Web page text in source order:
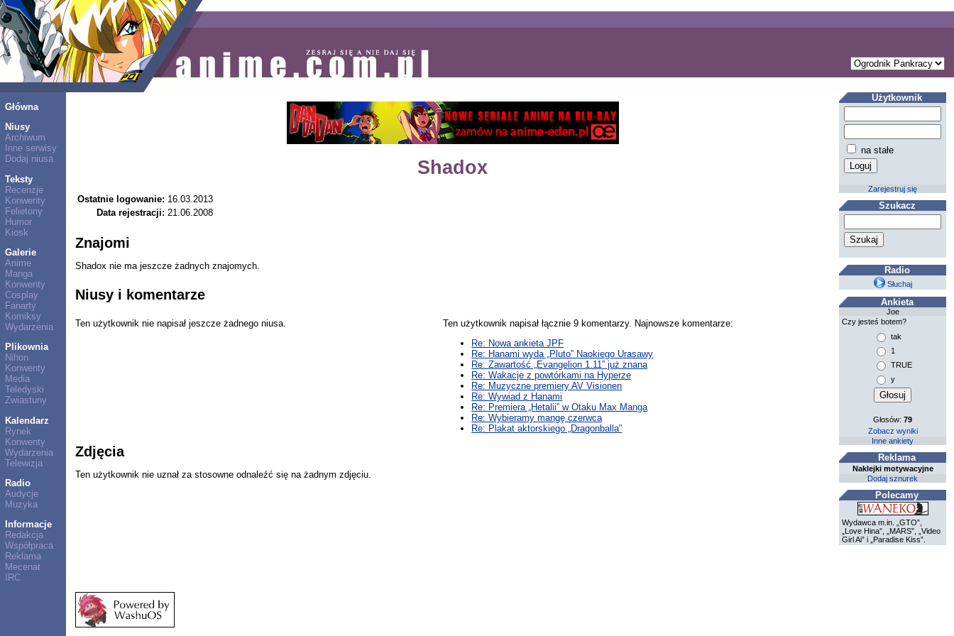
Główna
Niusy
Archiwum
Inne serwisy
Dodaj niusa
Teksty
Recenzje
Konwenty
Felietony
Humor
Kiosk
Galerie
Anime
Manga
Konwenty
Cosplay
Fanarty
Komiksy
Wydarzenia
Plikownia
Nihon
Konwenty
Media
Teledyski
Zwiastuny
Kalendarz
Rynek
Konwenty
Wydarzenia
Telewizja
Radio
Audycje
Muzyka
Informacje
Redakcja
Współpraca
Reklama
Mecenat
IRC
Shadox
Ostatnie logowanie: 16.03.2013
Data rejestracji: 21.06.2008
Znajomi
Shadox nie ma jeszcze żadnych znajomych.
Niusy i komentarze
Ten użytkownik nie napisał jeszcze żadnego niusa.
Ten użytkownik napisał łącznie 9 komentarzy. Najnowsze komentarze:
Re: Nowa ankieta JPF
Re: Hanami wyda „Pluto” Naokiego Urasawy
Re: Zawartość „Evangelion 1.11” już znana
Re: Wakacje z powtórkami na Hyperze
Re: Muzyczne premiery AV Visionen
Re: Wywiad z Hanami
Re: Premiera „Hetalii” w Otaku Max Manga
Re: Wybieramy mangę czerwca
Re: Plakat aktorskiego „Dragonballa”
Zdjęcia
Ten użytkownik nie uznał za stosowne odnaleźć się na żadnym zdjęciu.
Użytkownik
na stałe
Zarejestruj się
Szukacz
Radio
Słuchaj
Ankieta
Joe
Czy jesteś botem?
tak
1
TRUE
y
Głosów:79
Zobacz wyniki
Inne ankiety
Reklama
Naklejki motywacyjne
Dodaj sznurek
Polecamy
Wydawca m.in. „GTO”,
„Love Hina”, „MARS”, „Video
Girl Ai” i „Paradise Kiss”.